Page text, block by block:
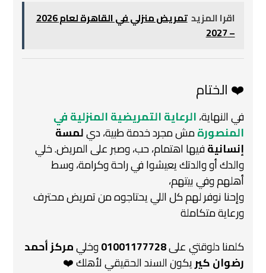
اقرا المزيد
تمريض منزلي في القاهرة لعام 2026
– 2027
❤️ الختام
في النهاية،الرعاية التمريضية المنزلية في
المنصورةمش مجرد خدمة طبية،ديلمسة
إنسانيةفيها اهتمام، حب، وصبر على المريض.خلي
والدك أو والدتك يعيشوا في راحة وكرامة،وسط
أهلهم وفي بيتهم،
وإحنا نوفر لهم كل اللي يحتاجوه من تمريض محترف
ورعاية متكاملة
كلمنا دلوقتي على01001177728وخليمركز أحمد
رضوان كيريكون السند الحقيقي لأهلك ❤️